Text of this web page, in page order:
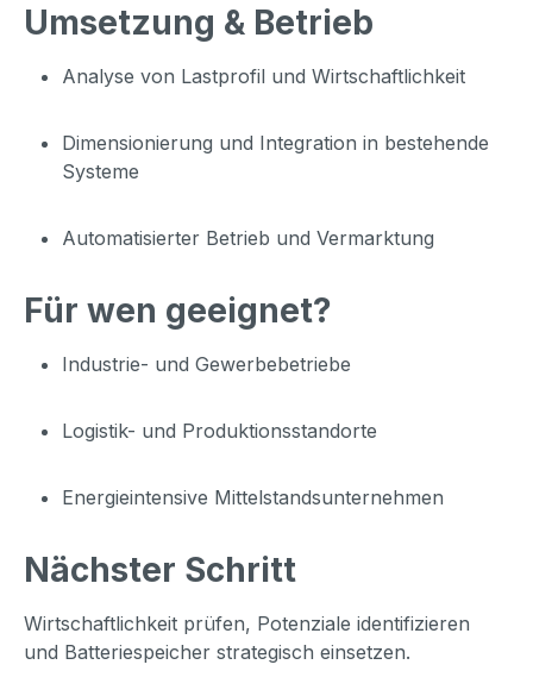
Umsetzung & Betrieb
Analyse von Lastprofil und Wirtschaftlichkeit
Dimensionierung und Integration in bestehende
Systeme
Automatisierter Betrieb und Vermarktung
Für wen geeignet?
Industrie- und Gewerbebetriebe
Logistik- und Produktionsstandorte
Energieintensive Mittelstandsunternehmen
Nächster Schritt
Wirtschaftlichkeit prüfen, Potenziale identifizieren
und Batteriespeicher strategisch einsetzen.